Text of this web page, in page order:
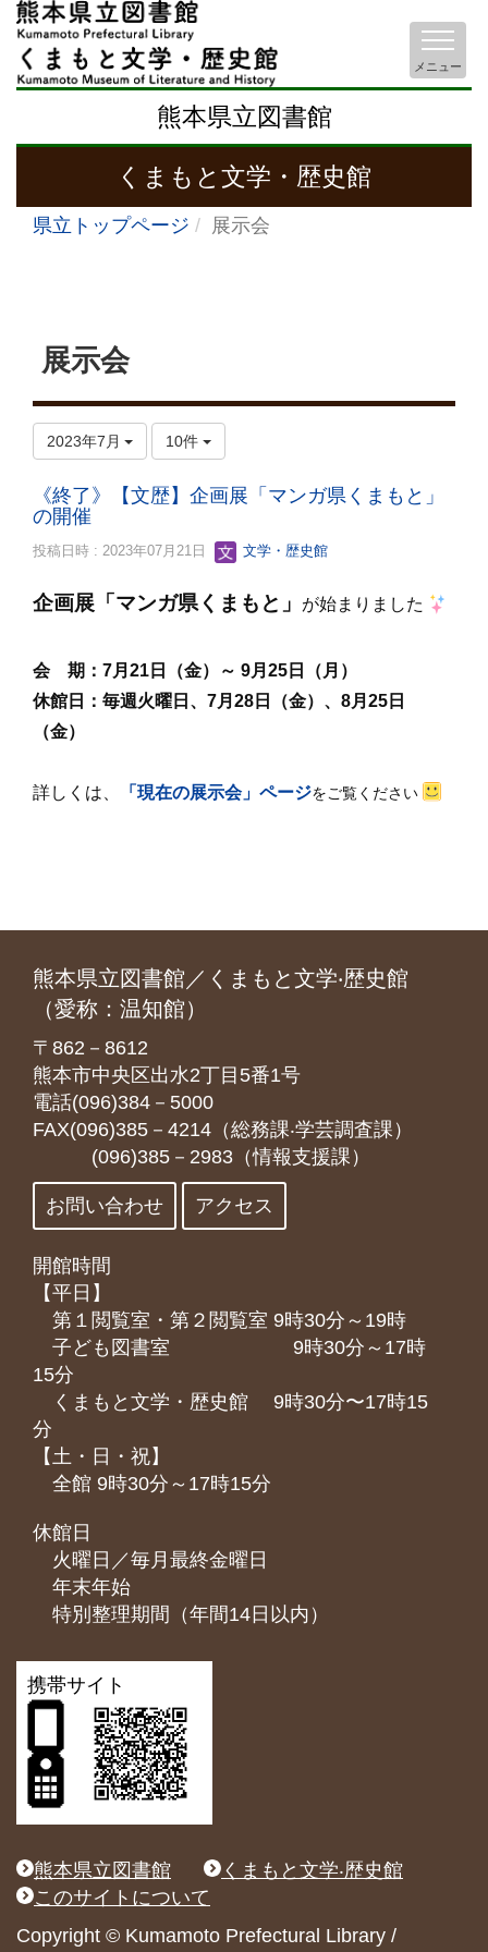
熊本県立図書館
くまもと文学・歴史館
メニュー
県立トップページ 展示会
展示会
2023年7月 10件
《終了》【文歴】企画展「マンガ県くまもと」
の開催
投稿日時 : 2023年07月21日 文学・歴史館
企画展「マンガ県くまもと 」 が始まりました
会 期：7月21日（金）～ 9月25日（月）
休館日：毎週火曜日、7月28日（金）、8月25日
（金）
詳しくは、 「現在の展示会」ページをご覧ください
熊本県立図書館／くまもと文学‧歴史館
（愛称：温知館）
〒862－8612
熊本市中央区出水2丁目5番1号
電話(096)384－5000
FAX(096)385－4214（総務課‧学芸調査課）
(096)385－2983（情報支援課）
お問い合わせ アクセス
開館時間
【平日】
第１閲覧室・第２閲覧室 9時30分～19時
子ども図書室 9時30分～17時
15分
くまもと⽂学・歴史館 9時30分〜17時15
分
【土・日・祝】
全館 9時30分～17時15分
休館日
火曜日／毎月最終金曜日
年末年始
特別整理期間（年間14日以内）
携帯サイト
熊本県立図書館
くまもと文学‧歴史館
このサイトについて
Copyright © Kumamoto Prefectural Library /